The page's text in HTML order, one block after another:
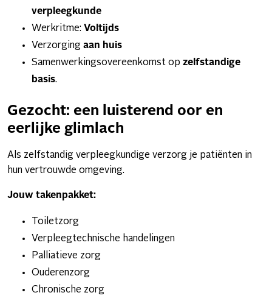
verpleegkunde
Werkritme: Voltijds
Verzorging aan huis
Samenwerkingsovereenkomst op zelfstandige
basis.
Gezocht: een luisterend oor en
eerlijke glimlach
Als zelfstandig verpleegkundige verzorg je patiënten in
hun vertrouwde omgeving.
Jouw takenpakket:
Toiletzorg
Verpleegtechnische handelingen
Palliatieve zorg
Ouderenzorg
Chronische zorg